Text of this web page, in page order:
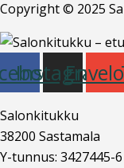
Copyright © 2025
Instagram
Salonkitukku
38200 Sastamala
Y-tunnus: 3427445-6